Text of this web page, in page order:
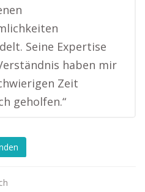
Seine Expertise
haben mir
Zeit
geholfen.“